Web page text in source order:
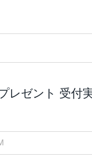
レゼント 受付